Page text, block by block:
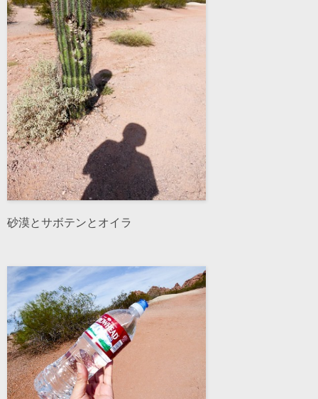
砂漠とサボテンとオイラ